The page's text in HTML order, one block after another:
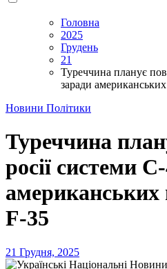
Головна
2025
Грудень
21
Туреччина планує
заради
Новини Політики
Туреччина
росії системи
F-35
21 Грудня, 2025